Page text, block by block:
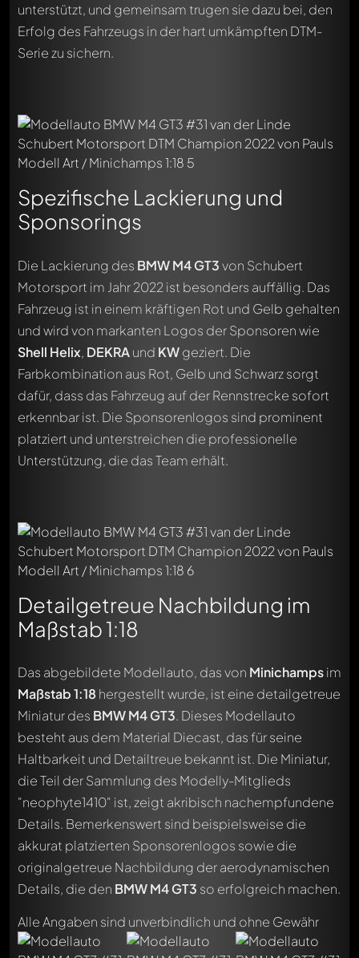
unterstützt, und gemeinsam trugen sie dazu bei, den
Erfolg des Fahrzeugs in der hart umkämpften DTM-
Serie zu sichern.
Spezifische Lackierung und
Sponsorings
Die Lackierung des BMW M4 GT3von Schubert
Motorsport im Jahr 2022 ist besonders auffällig. Das
Fahrzeug ist in einem kräftigen Rot und Gelb gehalten
und wird von markanten Logos der Sponsoren wie
Shell Helix, DEKRAund KWgeziert. Die
Farbkombination aus Rot, Gelb und Schwarz sorgt
dafür, dass das Fahrzeug auf der Rennstrecke sofort
erkennbar ist. Die Sponsorenlogos sind prominent
platziert und unterstreichen die professionelle
Unterstützung, die das Team erhält.
Detailgetreue Nachbildung im
Maßstab 1:18
Das abgebildete Modellauto, das von Minichampsim
Maßstab 1:18hergestellt wurde, ist eine detailgetreue
Miniatur des BMW M4 GT3. Dieses Modellauto
besteht aus dem Material Diecast, das für seine
Haltbarkeit und Detailtreue bekannt ist. Die Miniatur,
die Teil der Sammlung des Modelly-Mitglieds
"neophyte1410" ist, zeigt akribisch nachempfundene
Details. Bemerkenswert sind beispielsweise die
akkurat platzierten Sponsorenlogos sowie die
originalgetreue Nachbildung der aerodynamischen
Details, die den BMW M4 GT3 so erfolgreich machen.
Alle Angaben sind unverbindlich und ohne Gewähr
Schreibe jetzt einen ersten Kommentar zu diesem Modell!
Jeder Kommentar kann von allen Mitgliedern diskutiert